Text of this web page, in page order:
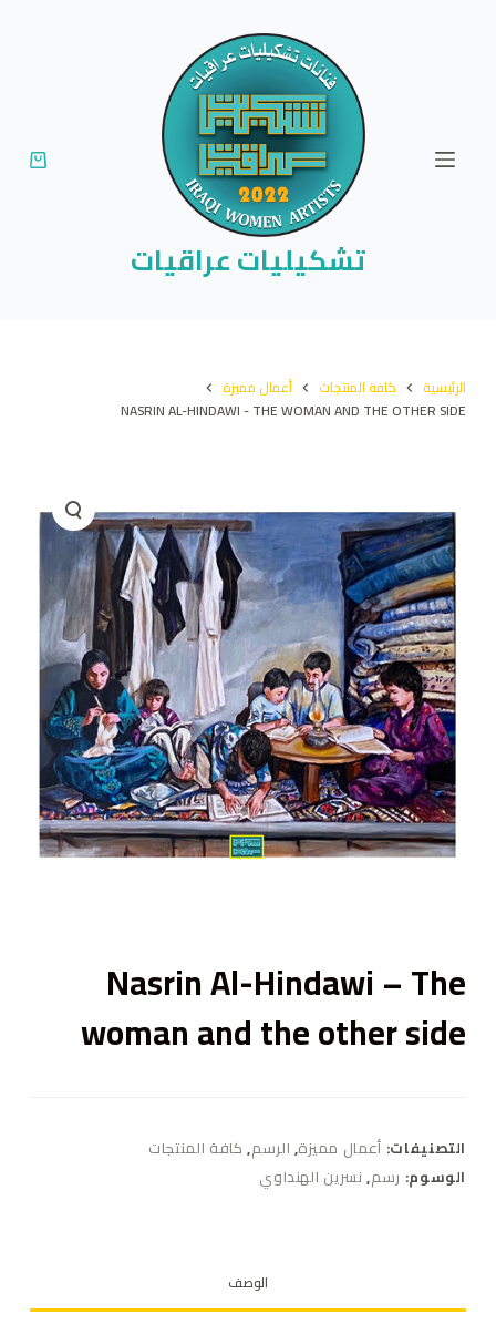
تشكيليات عراقيات
الرئيسية كافة المنتجات
أعمال مميزة
NASRIN AL-HINDAWI - THE WOMAN AND THE OTHER SIDE
Nasrin Al-Hindawi – The
woman and the other side
التصنيفات: أعمال مميزة, الرسم, كافة المنتجات
الوسوم: رسم, نسرين الهنداوي
الوصف